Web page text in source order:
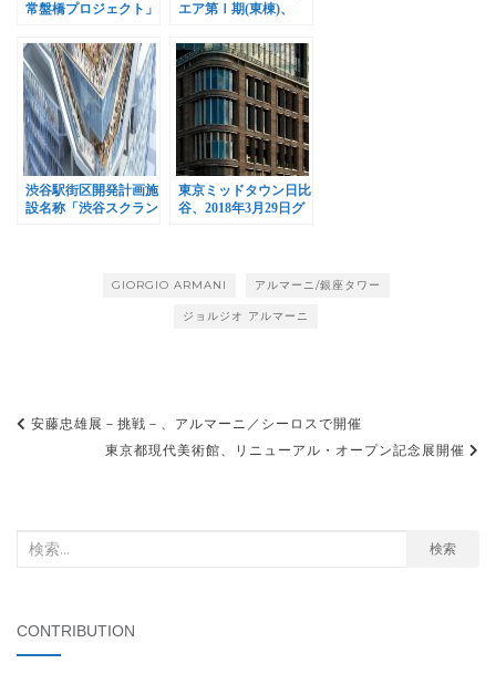
常盤橋プロジェクト」
エア第Ⅰ期(東棟)、
渋谷駅街区開発計画施
設名称「渋谷スクラン
東京ミッドタウン日比
谷、2018年3月29日グ
GIORGIO ARMANI アルマーニ/銀座タワー
ジョルジオ アルマーニ
投
ゲ
シ
ョ
安藤忠雄展－挑戦－、アルマーニ／シーロスで開催
東京都現代美術館、リニューアル・オープン記念展開催
検索
CONTRIBUTION